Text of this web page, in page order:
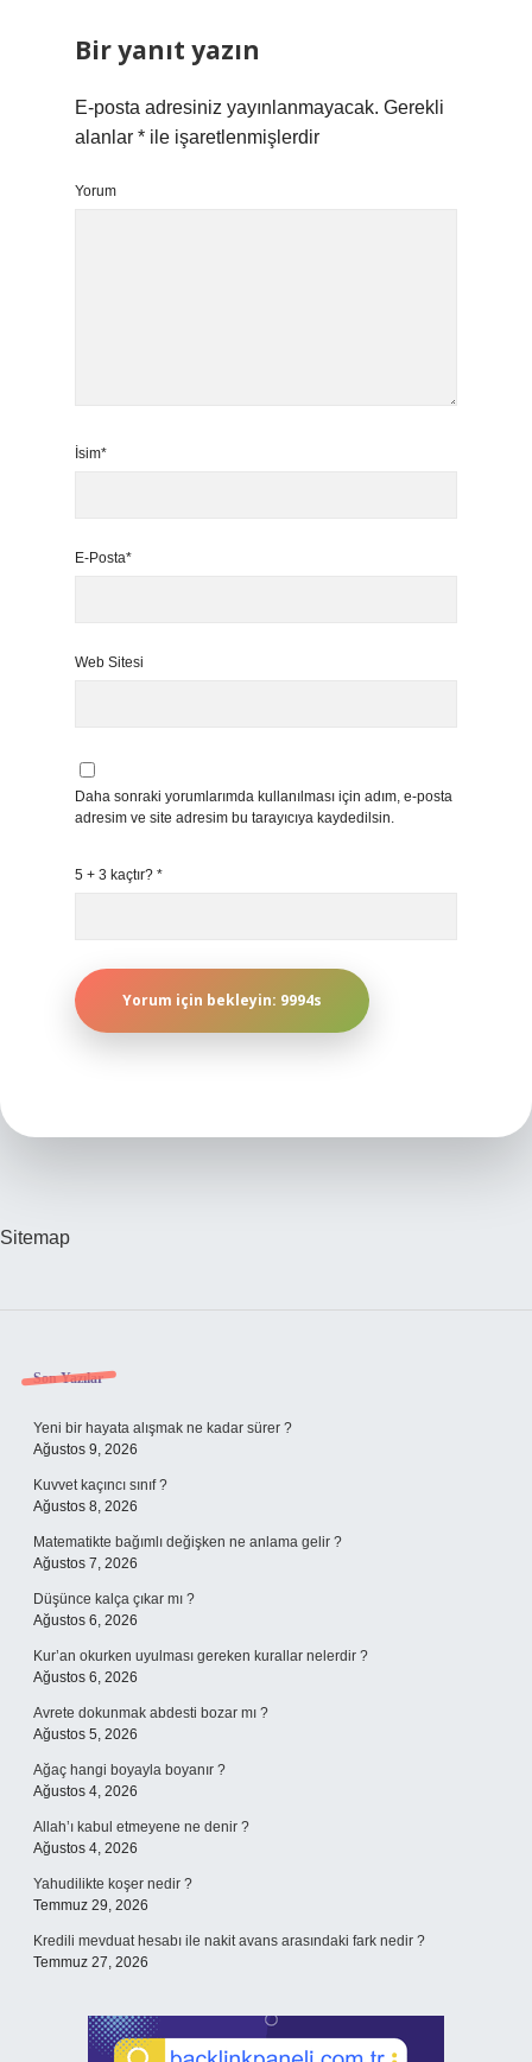
Bir yanıt yazın
E-posta adresiniz yayınlanmayacak. Gerekli
alanlar * ile işaretlenmişlerdir
Yorum
İsim*
E-Posta*
Web Sitesi
Daha sonraki yorumlarımda kullanılması için adım, e-posta
adresim ve site adresim bu tarayıcıya kaydedilsin.
5 + 3 kaçtır? *
Sitemap
Sidebar
Son Yazılar
Yeni bir hayata alışmak ne kadar sürer ?
Ağustos 9, 2026
Kuvvet kaçıncı sınıf ?
Ağustos 8, 2026
Matematikte bağımlı değişken ne anlama gelir ?
Ağustos 7, 2026
Düşünce kalça çıkar mı ?
Ağustos 6, 2026
Kur’an okurken uyulması gereken kurallar nelerdir ?
Ağustos 6, 2026
Avrete dokunmak abdesti bozar mı ?
Ağustos 5, 2026
Ağaç hangi boyayla boyanır ?
Ağustos 4, 2026
Allah’ı kabul etmeyene ne denir ?
Ağustos 4, 2026
Yahudilikte koşer nedir ?
Temmuz 29, 2026
Kredili mevduat hesabı ile nakit avans arasındaki fark nedir ?
Temmuz 27, 2026